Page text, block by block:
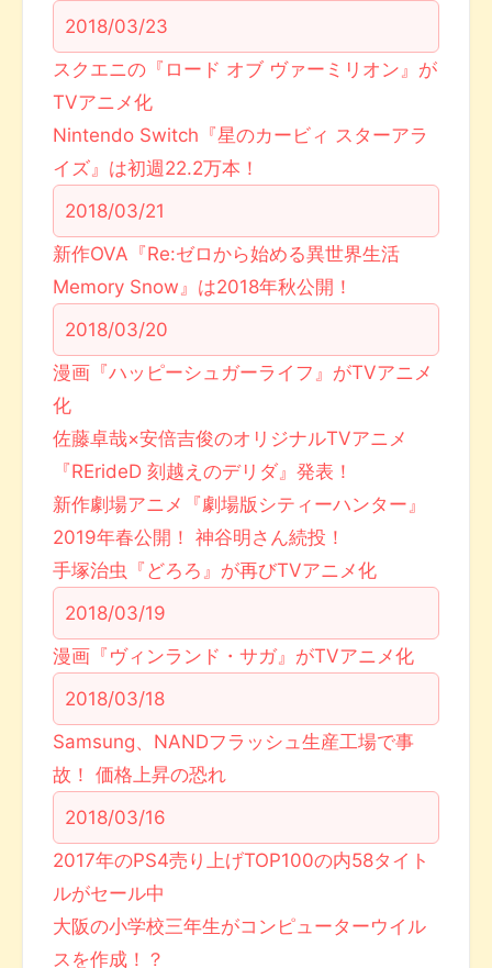
2018/03/23
スクエニの『ロード オブ ヴァーミリオン』が
TVアニメ化
Nintendo Switch『星のカービィ スターアラ
イズ』は初週22.2万本！
2018/03/21
新作OVA『Re:ゼロから始める異世界生活
Memory Snow』は2018年秋公開！
2018/03/20
漫画『ハッピーシュガーライフ』がTVアニメ
化
佐藤卓哉×安倍吉俊のオリジナルTVアニメ
『RErideD 刻越えのデリダ』発表！
新作劇場アニメ『劇場版シティーハンター』
2019年春公開！ 神谷明さん続投！
手塚治虫『どろろ』が再びTVアニメ化
2018/03/19
漫画『ヴィンランド・サガ』がTVアニメ化
2018/03/18
Samsung、NANDフラッシュ生産工場で事
故！ 価格上昇の恐れ
2018/03/16
2017年のPS4売り上げTOP100の内58タイト
ルがセール中
大阪の小学校三年生がコンピューターウイル
スを作成！？